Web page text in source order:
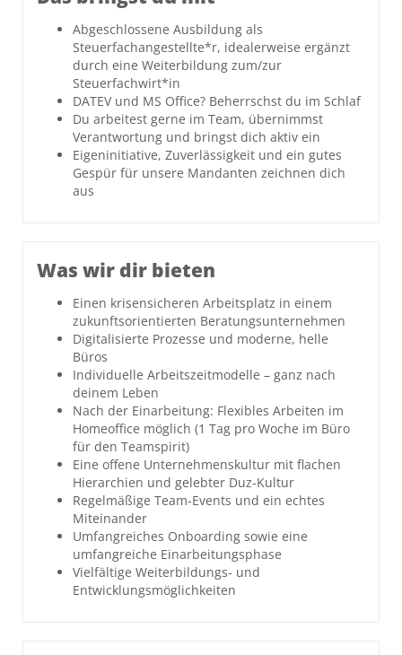
Abgeschlossene Ausbildung als
Steuerfachangestellte*r, idealerweise ergänzt
durch eine Weiterbildung zum/zur
Steuerfachwirt*in
DATEV und MS Office? Beherrschst du im Schlaf
Du arbeitest gerne im Team, übernimmst
Verantwortung und bringst dich aktiv ein
Eigeninitiative, Zuverlässigkeit und ein gutes
Gespür für unsere Mandanten zeichnen dich
aus
Was wir dir bieten
Einen krisensicheren Arbeitsplatz in einem
zukunftsorientierten Beratungsunternehmen
Digitalisierte Prozesse und moderne, helle
Büros
Individuelle Arbeitszeitmodelle – ganz nach
deinem Leben
Nach der Einarbeitung: Flexibles Arbeiten im
Homeoffice möglich (1 Tag pro Woche im Büro
für den Teamspirit)
Eine offene Unternehmenskultur mit flachen
Hierarchien und gelebter Duz-Kultur
Regelmäßige Team-Events und ein echtes
Miteinander
Umfangreiches Onboarding sowie eine
umfangreiche Einarbeitungsphase
Vielfältige Weiterbildungs- und
Entwicklungsmöglichkeiten